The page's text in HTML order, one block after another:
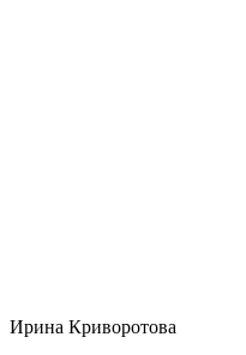
Ирина Криворотова